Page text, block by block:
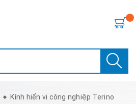
Kính hiển vi công nghiệp Terino